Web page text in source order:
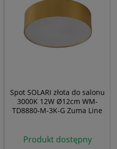
Spot SOLARI złota do salonu
3000K 12W Ø12cm WM-
TD8880-M-3K-G Zuma Line
Produkt dostępny